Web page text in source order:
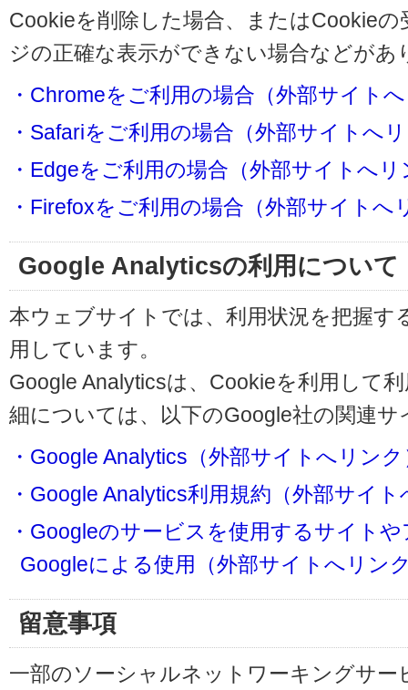
Cookieを削除した場合、またはCookie
ジの正確な表示ができない場合などが
・Chromeをご利用の場合（外部サイト
・Safariをご利用の場合（外部サイトへ
・Edgeをご利用の場合（外部サイトへリ
・Firefoxをご利用の場合（外部サイトへ
Google Analyticsの利用について
本ウェブサイトでは、利用状況を把握す
用しています。
Google Analyticsは、Cookieを利用して
細については、以下のGoogle社の関連
・Google Analytics（外部サイトへリンク
・Google Analytics利用規約（外部サイ
・Googleのサービスを使用するサイト
Googleによる使用（外部サイトへリン
留意事項
一部のソーシャルネットワーキングサー